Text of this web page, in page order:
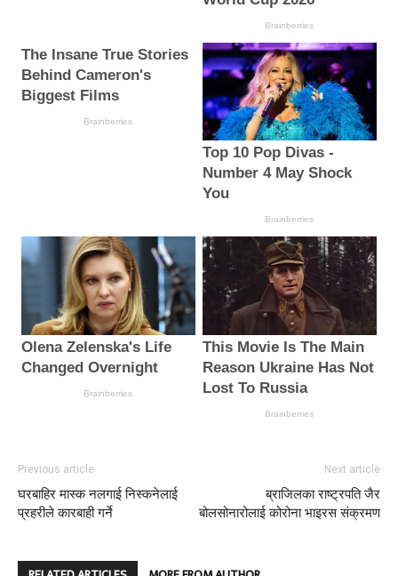
Previous article
घरबाहिर मास्क नलगाई निस्कनेलाई
प्रहरीले कारबाही गर्ने
Next article
ब्राजिलका राष्ट्रपति जैर
बोलसोनारोलाई कोरोना भाइरस संक्रमण